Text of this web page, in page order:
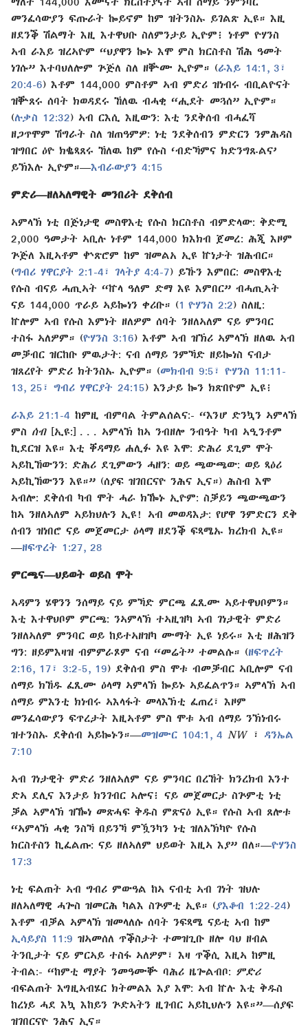
መንፈሳውያን ፍጡራት ኰይኖም ከም ዝትንስኡ ይገልጽ ኢዩ። እዚ
ዘደንቕ ሽልማት እዚ እተዋህቡ ስለምንታይ ኢዮም፧ ነቶም ዮሃንስ
ኣብ ራእይ ዝረኣዮም “ህያዋን ኰኑ እሞ ምስ ክርስቶስ ሽሕ ዓመት
ነገሱ” እተባህለሎም ጕጅለ ስለ ዘቝሙ ኢዮም። (ራእይ 14:⁠1,
3፣
20:⁠4-6) እቶም 144,000 ምስቶም ኣብ ምድሪ ዝነብሩ ብቢልዮናት
ዝቝጸሩ ሰባት ክወዳደሩ ኸለዉ ብሓቂ “ሒደት መጓሰ” ኢዮም።
(ሉቃስ 12:⁠32) ኣብ ርእሲ እዚውን: እቲ ንደቅ​ሰብ ብሓፈሻ
ዘጋጥሞም ሽግራት ስለ ዝጠዓምዎ: ነቲ ንደቅ​ሰብን ምድርን ንምሕዳስ
ዝግበር ዕዮ ክቈጻጸሩ ኸለዉ ከም የሱስ ‘ብድኻምና ክድንግጹልና’
ይኽእሉ ኢዮም።​—⁠እብራውያን 4:⁠15
ምድሪ​—⁠ዘለኣለማዊት መንበሪት ደቅሰብ
ኣምላኽ ነቲ በጅነታዊ መስዋእቲ የሱስ ክርስቶስ ብምድላው: ቅድሚ
2,000 ዓመታት ኣቢሉ ነቶም 144,000 ክእክብ ጀመረ: ሕጂ እዞም
ጕጅለ እዚኣቶም ቍጽሮም ከም ዝመልአ ኢዩ ኵነታት ዝሕብር።
(ግብሪ ሃዋርያት 2:⁠1-4፣ ገላትያ 4:⁠4-7) ይኹን እምበር: መስዋእቲ
የሱስ ብናይ ሓጢኣት “ኵላ ዓለም ድማ እዩ እምበር” ብሓጢኣት
ናይ 144,000 ጥራይ ኣይኰነን ቀሪቡ። (1 ዮሃንስ 2:⁠2) ስለዚ:
ኵሎም ኣብ የሱስ እምነት ዘለዎም ሰባት ንዘለኣለም ናይ ምንባር
ተስፋ ኣለዎም። (ዮሃንስ 3:⁠16) እቶም ኣብ ዝኽሪ ኣምላኽ ዘለዉ ኣብ
መቓብር ዝርከቡ ምዉታት: ናብ ሰማይ ንምኻድ ዘይኰነስ ናብታ
ዝጸረየት ምድሪ ክትንስኡ ኢዮም። (መክብብ 9:⁠5፣
ዮሃንስ 11:⁠11-
13,
25፣ ግብሪ ሃዋርያት 24:⁠15) እንታይ ኰን ክጽበዮም ኢዩ፧
ራእይ 21:⁠1-4 ከምዚ ብምባል ትምልሰልና:- “እንሆ ድንኳን ኣምላኽ
ምስ ሰብ[ኢዩ:] . . . ኣምላኽ ከኣ ንብዘሎ ንብዓት ካብ ኣዒንቶም
ኪደርዝ እዩ። እቲ ቐዳማይ ሐሊፉ እዩ እሞ: ድሕሪ ደጊም ሞት
ኣይኪኸውንን: ድሕሪ ደጊምውን ሓዘን: ወይ ጫውጫው: ወይ ጻዕሪ
ኣይኪኸውንን እዩ።” (ሰያፍ ዝገበርናዮ ንሕና ኢና።) ሕስብ እሞ
ኣብሎ: ደቅሰብ ካብ ሞት ሓራ ክዀኑ ኢዮም: ስቓይን ጫውጫውን
ከኣ ንዘለኣለም ኣይክህሉን ኢዩ! ኣብ መወዳእታ: የሆዋ ንምድርን ደቅ​
ሰብን ዝነበሮ ናይ መጀመርታ ዕላማ ዘደንቕ ፍጻሜኡ ክረክብ ኢዩ።​
—⁠ዘፍጥረት 1:⁠27, 28
ምርጫና​—⁠ህይወት ወይስ ሞት
ኣዳምን ሄዋንን ንሰማይ ናይ ምኻድ ምርጫ ፈጺሙ ኣይተዋህቦምን።
እቲ እተዋህቦም ምርጫ: ንኣምላኽ ተኣዚዝካ ኣብ ገነታዊት ምድሪ
ንዘለኣለም ምንባር ወይ ከይተኣዘዝካ ሙማት ኢዩ ነይሩ። እቲ ዘሕዝን
ግን: ዘይምእዛዝ ብምምራጾም ናብ “መሬት” ተመልሱ። (ዘፍጥረት
2:⁠16, 17፣
3:⁠2-5, 19) ደቅሰብ ምስ ሞቱ ብመቓብር ኣቢሎም ናብ
ሰማይ ክኸዱ ፈጺሙ ዕላማ ኣምላኽ ኰይኑ ኣይፈልጥን። ኣምላኽ ኣብ
ሰማይ ምእንቲ ክነብሩ ኣእላፋት መላእኽቲ ፈጠረ፣ እዞም
መንፈሳውያን ፍጥረታት እዚኣቶም ምስ ሞቱ ኣብ ሰማይ ንኽነብሩ
ዝተንስኡ ደቅሰብ ኣይኰኑን።​—⁠መዝሙር 104:⁠1, 4 NW፣ ዳንኤል
7:⁠10
ኣብ ገነታዊት ምድሪ ንዘለኣለም ናይ ምንባር በረኸት ክንረክብ እንተ​
ድኣ ደሊና እንታይ ክንገብር ኣሎና፧ ናይ መጀመርታ ስጕምቲ ነቲ
ቓል ኣምላኽ ዝዀነ መጽሓፍ ቅዱስ ምጽናዕ ኢዩ። የሱስ ኣብ ጸሎቱ
“ኣምላኽ ሓቂ ንስኻ በይንኻ ምዃንካን ነቲ ዝለአኽካዮ የሱስ
ክርስቶስን ኪፈልጡ: ናይ ዘለኣለም ህይወት እዚኣ እያ” በለ።​—⁠ዮሃንስ
17:⁠3
ነቲ ፍልጠት ኣብ ግብሪ ምውዓል ከኣ ናብቲ ኣብ ገነት ዝህሉ
ዘለኣለማዊ ሓጐስ ዝመርሕ ካልእ ስጕምቲ ኢዩ። (ያእቆብ 1:⁠22-24)
እቶም ብቓል ኣምላኽ ዝመላለሱ ሰባት ንፍጻሜ ናይቲ ኣብ ከም
ኢሳይያስ 11:⁠9 ዝኣመሰለ ጥቕስታት ተመዝጊቡ ዘሎ ባህ ዘብል
ትንቢታት ናይ ምርኣይ ተስፋ ኣለዎም፣ እዛ ጥቕሲ እዚኣ ከምዚ
ትብል:- “ከምቲ ማያት ንመዓሙቝ ባሕሪ ዜጐልብቦ:
ምድሪ
ብፍልጠት እግዚኣብሄር ክትመልእ እያ እሞ: ኣብ ኵሉ እቲ ቅዱስ
ከረነይ ሓደ እኳ እከይን ጕድኣትን ዚገብር ኣይኪህሉን እዩ።”​—⁠ሰያፍ
ዝገበርናዮ ንሕና ኢና።